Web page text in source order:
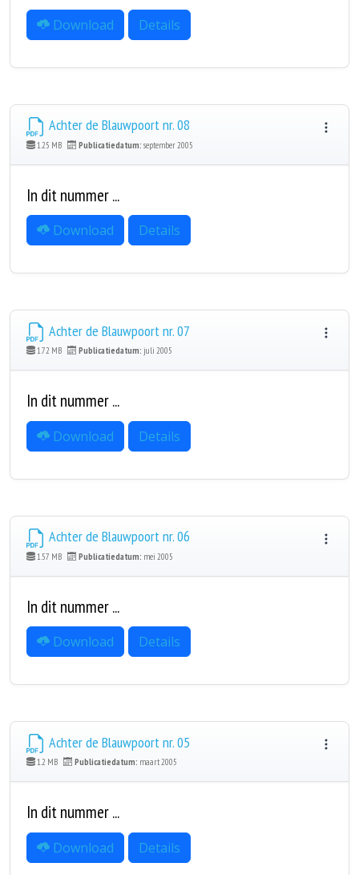
Download Details
Achter de Blauwpoort nr. 08
1.25 MB Publicatiedatum: september 2005
In dit nummer ...
Download Details
Achter de Blauwpoort nr. 07
1.72 MB Publicatiedatum: juli 2005
In dit nummer ...
Download Details
Achter de Blauwpoort nr. 06
1.57 MB Publicatiedatum: mei 2005
In dit nummer ...
Download Details
Achter de Blauwpoort nr. 05
1.2 MB Publicatiedatum: maart 2005
In dit nummer ...
Download Details